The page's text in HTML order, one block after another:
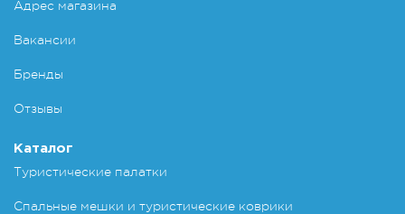
Адрес магазина
Вакансии
Бренды
Отзывы
Каталог
Туристические палатки
Спальные мешки и туристические коврики